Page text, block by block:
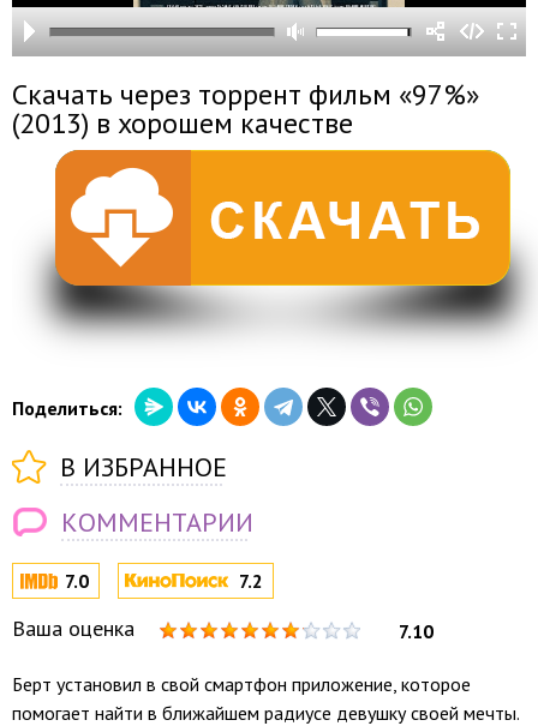
7.0 7.2
Ваша оценка 7.10
Берт установил в свой смартфон приложение, которое
помогает найти в ближайшем радиусе девушку своей мечты.
Скачать через торрент фильм «97%»
(2013) в хорошем качестве
Поделиться:
В ИЗБРАННОЕ
КОММЕНТАРИИ